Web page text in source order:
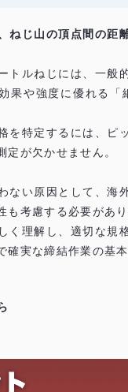
ねじ山の頂点間の距
トルねじには、一般
果や強度に優れる「
を特定するには、ピ
定が欠かせません。
ない原因として、海
も考慮する必要があり
く理解し、適切な規
確実な締結作業の基本